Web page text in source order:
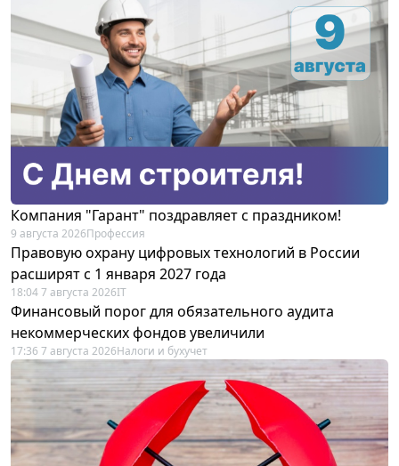
Компания "Гарант" поздравляет с праздником!
9 августа 2026Профессия
Правовую охрану цифровых технологий в России
расширят с 1 января 2027 года
18:04 7 августа 2026IT
Финансовый порог для обязательного аудита
некоммерческих фондов увеличили
17:36 7 августа 2026Налоги и бухучет